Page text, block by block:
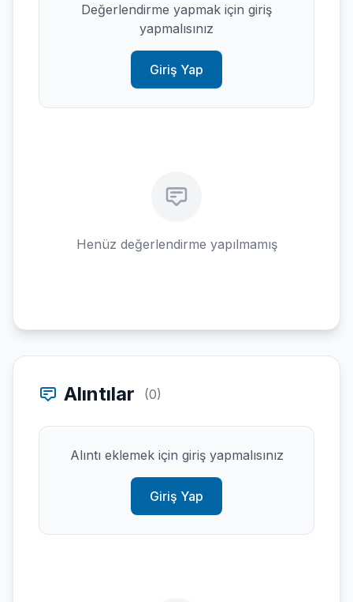
Değerlendirme yapmak için giriş
yapmalısınız
Giriş Yap
Henüz değerlendirme yapılmamış
Alıntılar (0)
Alıntı eklemek için giriş yapmalısınız
Giriş Yap